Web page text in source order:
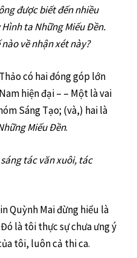
được biết đến nhiều
ta Những Miếu Đền.
nào về nhận xét này?
có hai đóng góp lớn
hiện đại – – Một là vai
Sáng Tạo; (và,) hai là
Miếu Đền.
tác văn xuôi, tác
Quỳnh Mai đừng hiểu là
là tôi thực sự chưa ưng ý
tôi, luôn cả thi ca.